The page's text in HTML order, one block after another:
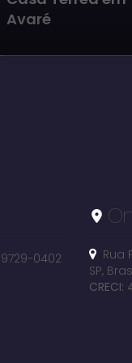
Avaré
0402
Rua
SP,